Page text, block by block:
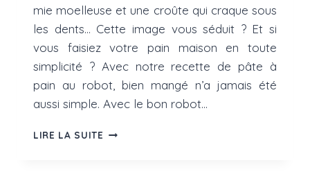
mie moelleuse et une croûte qui craque sous
les dents… Cette image vous séduit ? Et si
vous faisiez votre pain maison en toute
simplicité ? Avec notre recette de pâte à
pain au robot, bien mangé n’a jamais été
aussi simple. Avec le bon robot…
LIRE LA SUITE PÂTE